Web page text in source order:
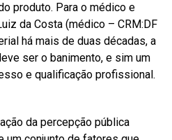
produto. Para o médico e
da Costa (médico – CRM:DF
há mais de duas décadas, a
ser o banimento, e sim um
e qualificação profissional.
da percepção pública